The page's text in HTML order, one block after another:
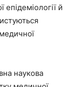
епідеміології й
наукова